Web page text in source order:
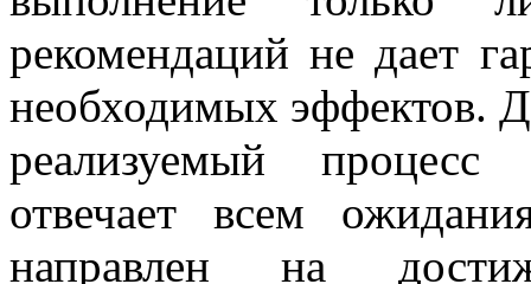
рекомендаций не дает
необходимых эффектов.
реализуемый процесс
отвечает всем
направлен на